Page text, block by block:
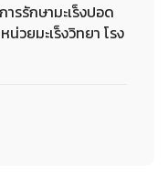
รรักษามะเร็งปอด
ยมะเร็งวิทยา โรง